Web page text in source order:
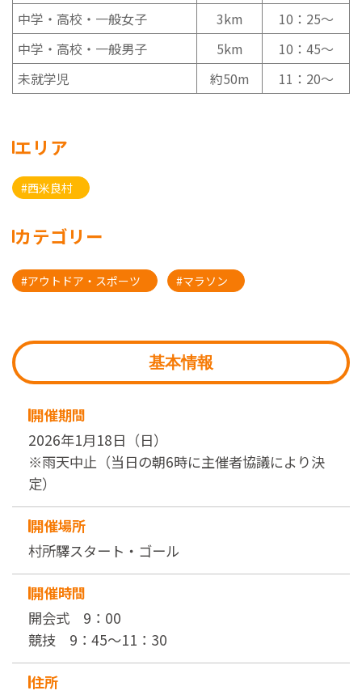
中学・高校・一般女子
3km
10：25～
中学・高校・一般男子
5km
10：45～
未就学児
約50m 11：20～
エリア
#西米良村
カテゴリー
#アウトドア・スポーツ #マラソン
基本情報
開催期間
2026年1月18日（日）
※雨天中止（当日の朝6時に主催者協議により決
定）
開催場所
村所驛スタート・ゴール
開催時間
開会式 9：00
競技 9：45～11：30
住所